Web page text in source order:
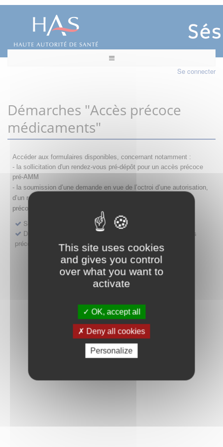
This site uses cookies
and gives you control
over what you want to
activate
OK, accept all
Deny all cookies
Personalize
Se connecter
Démarches "Accès précoce
médicaments"
Accéder aux formulaires disponibles, concernant notamment :
- la sollicitation d'un rendez-vous pré-dépôt pour un accès précoce
pré-AMM
- la soumission d’une demande en vue de l’octroi d’une autorisation,
d’un renouvellement, d’une modification ou d’un retrait d'accès
précoce
Sollicitation RDV pré-dépôt accès précoce pré-AMM
Déposer une demande ou faire évoluer une décision d'accès
précoce